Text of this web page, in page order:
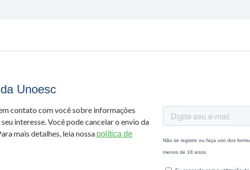
Unoesc
contato com você sobre informações
interesse. Você pode cancelar o envio da
mais detalhes, leia nossa política de